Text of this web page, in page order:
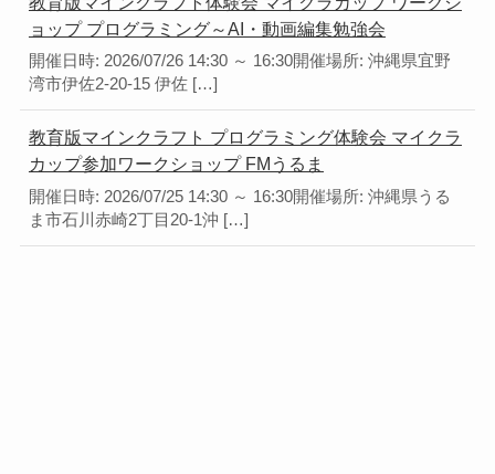
ョップ プログラミング～AI・動画編集勉強会
開催日時: 2026/07/26 14:30 ～ 16:30開催場所: 沖縄県宜野
湾市伊佐2-20-15 伊佐 […]
教育版マインクラフト プログラミング体験会 マイクラ
カップ参加ワークショップ FMうるま
開催日時: 2026/07/25 14:30 ～ 16:30開催場所: 沖縄県うる
ま市石川赤崎2丁目20-1沖 […]